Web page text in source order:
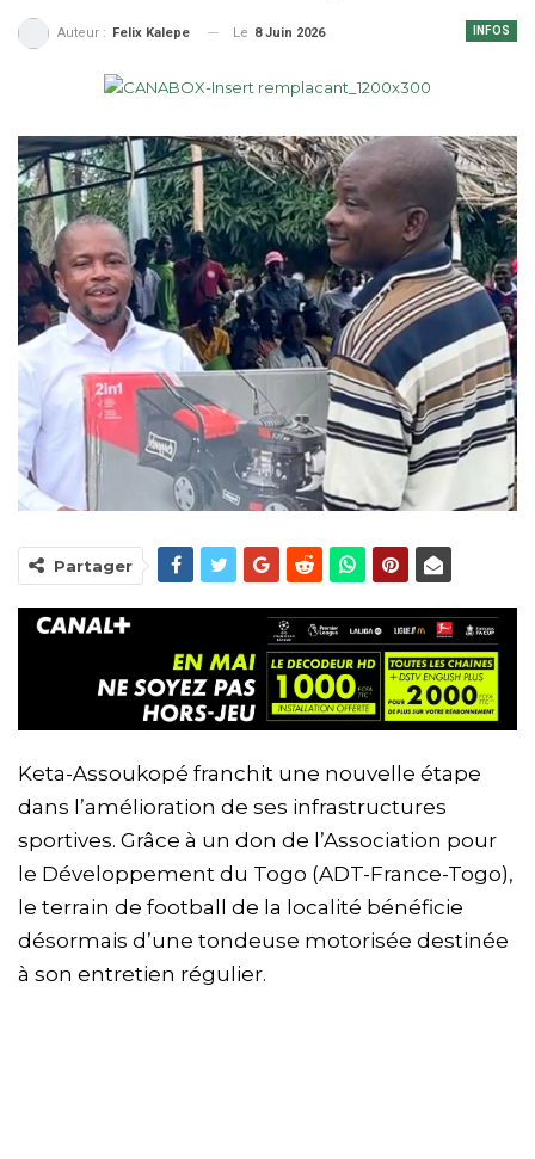
INFOS
Auteur : Felix Kalepe Le 8 Juin 2026
Partager
Keta-Assoukopé franchit une nouvelle étape
dans l’amélioration de ses infrastructures
sportives. Grâce à un don de l’Association pour
le Développement du Togo (ADT-France-Togo),
le terrain de football de la localité bénéficie
désormais d’une tondeuse motorisée destinée
à son entretien régulier.